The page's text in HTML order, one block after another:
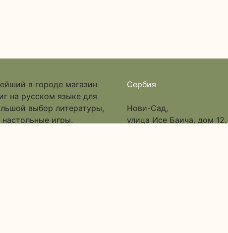
в городе магазин
на русском языке для
выбор литературы,
игры.
Сербия
Нови-Сад,
улица Исе Баича, дом 12,